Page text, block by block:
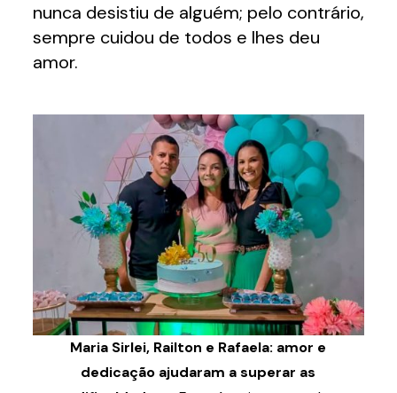
nunca desistiu de alguém; pelo contrário,
sempre cuidou de todos e lhes deu
amor.
Maria Sirlei, Railton e Rafaela: amor e
dedicação ajudaram a superar as